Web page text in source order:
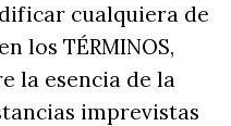
cualquiera de
los TÉRMINOS,
la esencia de la
imprevistas